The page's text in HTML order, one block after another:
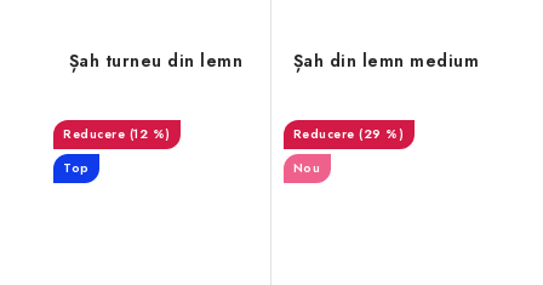
Șah turneu din lemn
(12 %)
Top
Șah din lemn medium
(29 %)
Nou